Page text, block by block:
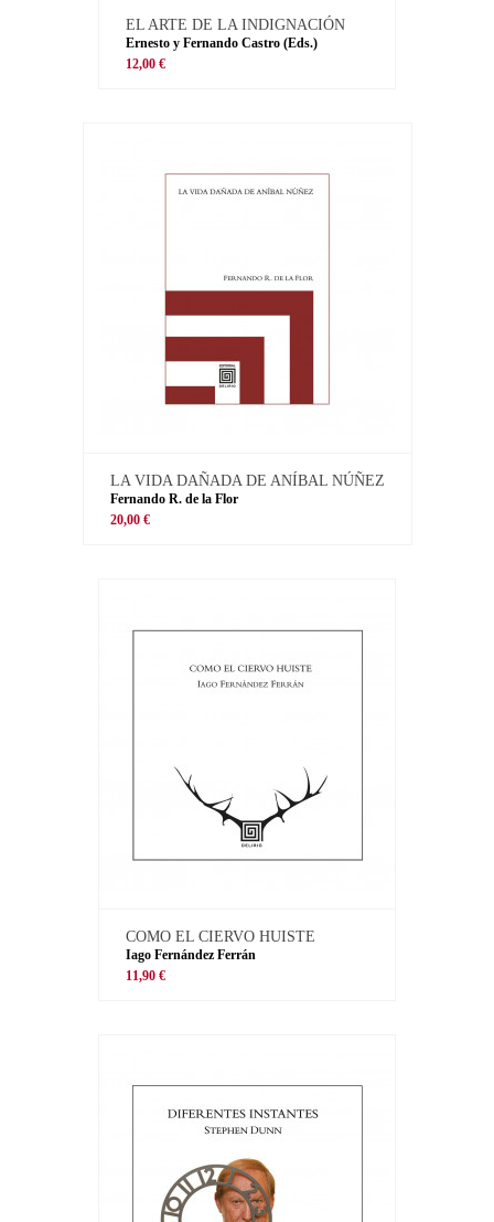
EL ARTE DE LA INDIGNACIÓN
Ernesto y Fernando Castro (Eds.)
12,00 €
LA VIDA DAÑADA DE ANÍBAL NÚÑEZ
Fernando R. de la Flor
20,00 €
COMO EL CIERVO HUISTE
Iago Fernández Ferrán
11,90 €